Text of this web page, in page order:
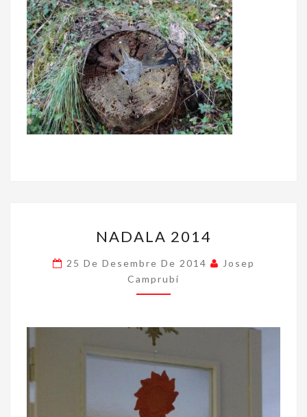
2014
NADALA 2014
25 De Desembre De 2014
Josep
Camprubi